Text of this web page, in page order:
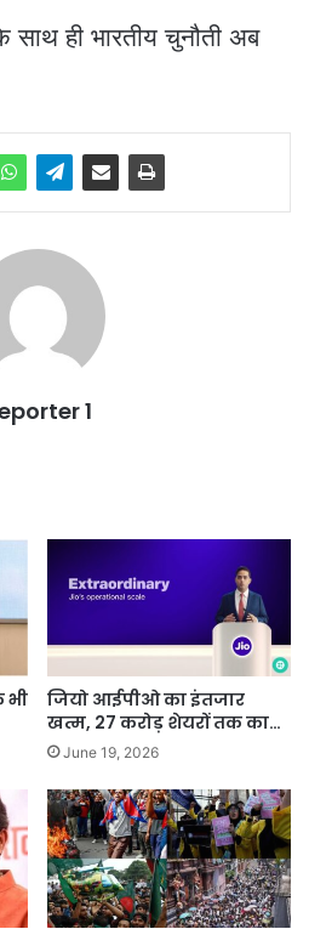
ही भारतीय चुनौती अब
1
भी
जियो आईपीओ का इंतजार
खत्म, 27 करोड़ शेयरों तक का…
June 19, 2026